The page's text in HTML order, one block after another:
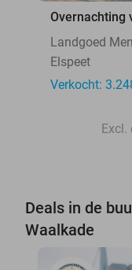
Overnachting
Landgoed
Elspeet
Verkocht:
Excl.
Deals in de
Waalkade